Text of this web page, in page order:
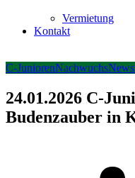
Vermietung
Kontakt
C-JuniorenNachwuchsNews
24.01.2026 C-
Budenzauber in